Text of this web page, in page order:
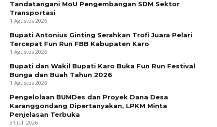
Tandatangani MoU Pengembangan SDM Sektor
Transportasi
1 Agustus 2026
Bupati Antonius Ginting Serahkan Trofi Juara Pelari
Tercepat Fun Run FBB Kabupaten Karo
1 Agustus 2026
Bupati dan Wakil Bupati Karo Buka Fun Run Festival
Bunga dan Buah Tahun 2026
1 Agustus 2026
Pengelolaan BUMDes dan Proyek Dana Desa
Karanggondang Dipertanyakan, LPKM Minta
Penjelasan Terbuka
31 Juli 2026